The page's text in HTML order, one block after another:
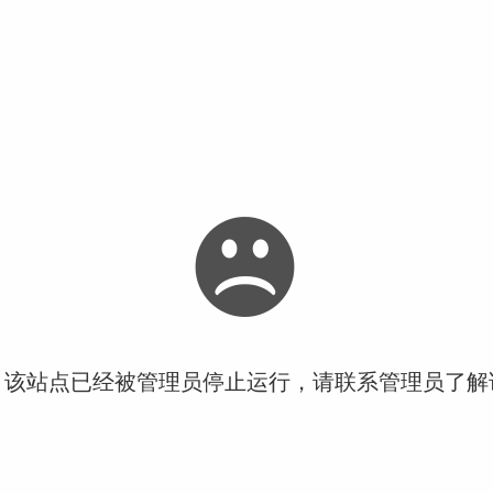
站点已经被管理员停止运行，请联系管理员了